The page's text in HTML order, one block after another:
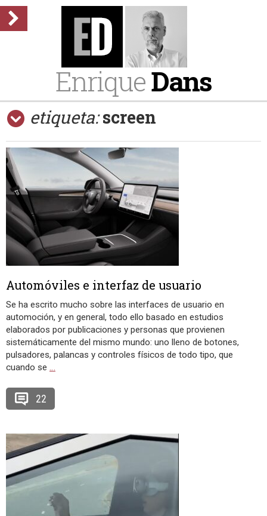
EnriqueDans
etiqueta: screen
Automóviles e interfaz de usuario
Se ha escrito mucho sobre las interfaces de usuario en
automoción, y en general, todo ello basado en estudios
elaborados por publicaciones y personas que provienen
sistemáticamente del mismo mundo: uno lleno de botones,
pulsadores, palancas y controles físicos de todo tipo, que
cuando se …
22